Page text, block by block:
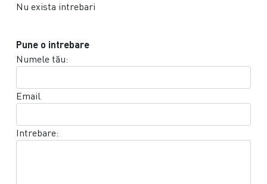
Nu exista intrebari
Pune o intrebare
Numele tău:
Email
Intrebare: